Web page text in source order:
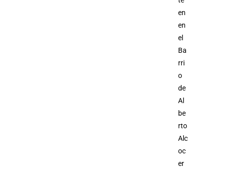
en
en
el
Ba
rri
o
de
Al
be
rto
Alc
oc
er